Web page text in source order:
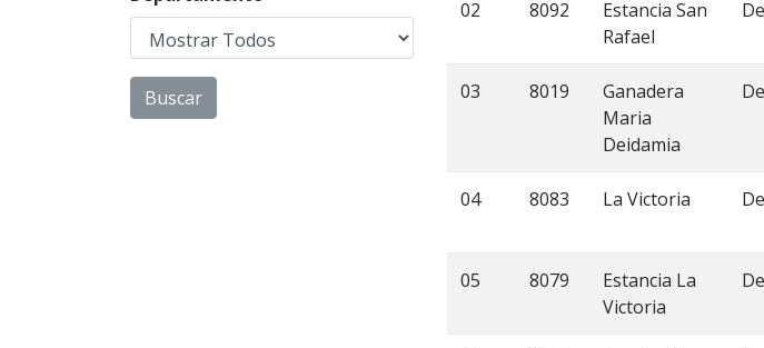
02 8092
Estancia San
Rafael
03 8019
Ganadera
Maria
Deidamia
04 8083 La Victoria
05 8079
Estancia La
Victoria